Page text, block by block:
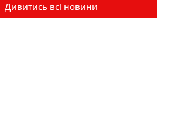
Дивитись всі новини